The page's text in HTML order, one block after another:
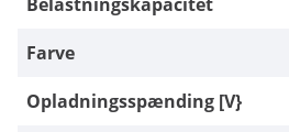
Farve
Opladningsspænding [V}